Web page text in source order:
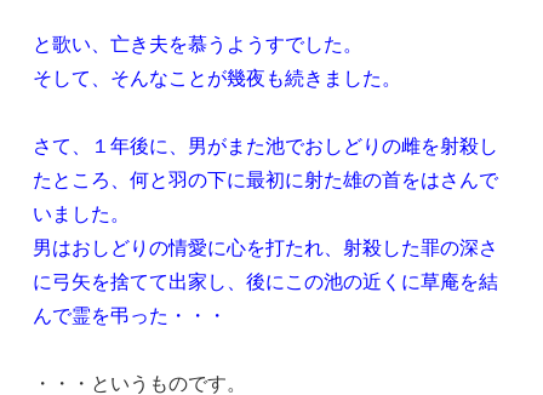
と歌い、亡き夫を慕うようすでした。
そして、そんなことが幾夜も続きました。
さて、１年後に、男がまた池でおしどりの雌を射殺し
たところ、何と羽の下に最初に射た雄の首をはさんで
いました。
男はおしどりの情愛に心を打たれ、射殺した罪の深さ
に弓矢を捨てて出家し、後にこの池の近くに草庵を結
んで霊を弔った・・・
・・・というものです。